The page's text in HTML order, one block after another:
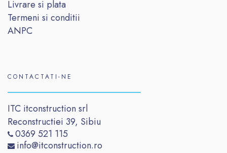
Livrare si plata
Termeni si conditii
ANPC
CONTACTATI-NE
ITC itconstruction srl
Reconstructiei 39, Sibiu
0369 521 115
info@itconstruction.ro